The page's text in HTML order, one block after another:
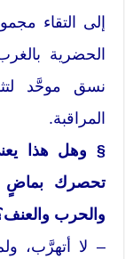
إلى التقاء
الحضرية
نسق موحَّد
المراقبة.
§ وهل هذا
تحصرك بماضٍ
والحرب
– لا أتهرَّب،